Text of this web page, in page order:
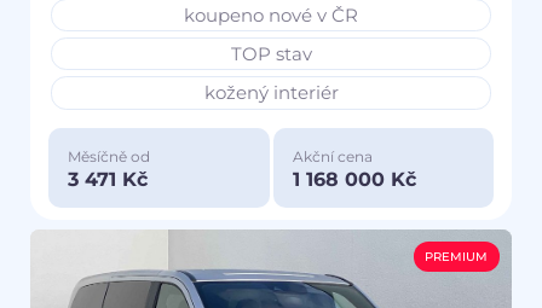
koupeno nové v ČR
TOP stav
kožený interiér
Měsíčně od
3 471 Kč
Akční cena
1 168 000 Kč
PREMIUM